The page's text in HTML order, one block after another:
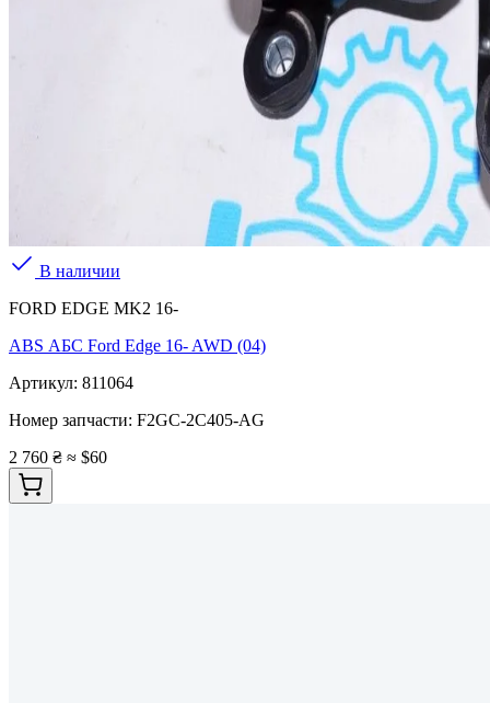
В наличии
FORD EDGE MK2 16-
ABS АБС Ford Edge 16- AWD (04)
Артикул: 811064
Номер запчасти: F2GC-2C405-AG
2 760 ₴ ≈ $60